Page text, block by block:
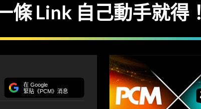
條 Link 自己動手就得！
在 Google
緊貼《PCM》消息